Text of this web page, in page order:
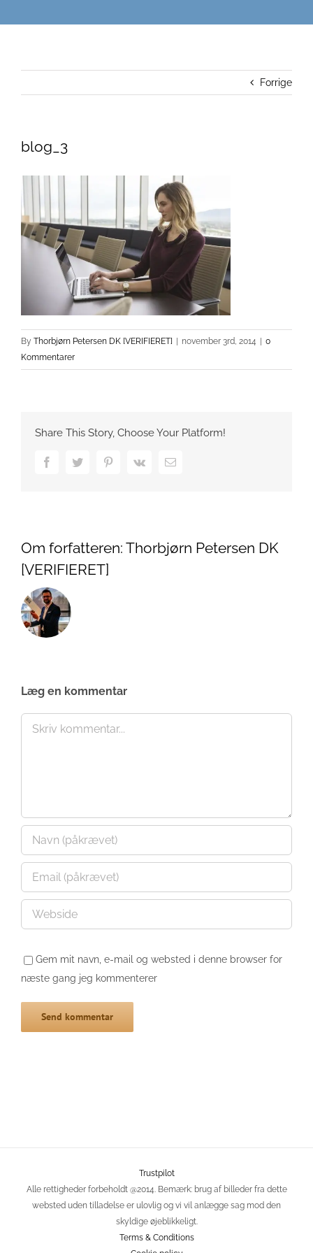
Forrige
blog_3
By Thorbjørn Petersen DK [VERIFIERET] | november 3rd, 2014 | 0
Kommentarer
Share This Story, Choose Your Platform!
FacebookTwitter PinterestVk Email
Om forfatteren: Thorbjørn Petersen DK
[VERIFIERET]
Læg en kommentar
Comment
Gem mit navn, e-mail og websted i denne browser for
næste gang jeg kommenterer
Trustpilot
Alle rettigheder forbeholdt @2014. Bemærk: brug af billeder fra dette
websted uden tilladelse er ulovlig og vi vil anlægge sag mod den
skyldige øjeblikkeligt.
Terms & Conditions